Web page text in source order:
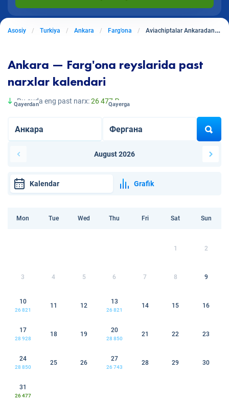
Asosiy Turkiya Ankara Farg'ona Aviachiptalar Ankaradan Farg'onaga
Ankara — Farg'ona reyslarida past
narxlar kalendari
Bu oyda eng past narx:26 477 ₽
Qayerdan Qayerga
August 2026
Kalendar Grafik
Mon Tue Wed Thu Fri Sat Sun
1 2
3 4 5 6 7 8 9
10
26 821
11 12
13
26 821
14 15 16
17
28 928
18 19
20
28 850
21 22 23
24
28 850
25 26
27
26 743
28 29 30
31
26 477